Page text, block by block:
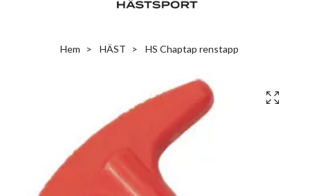
Hem HÄST HS Chaptap renstapp